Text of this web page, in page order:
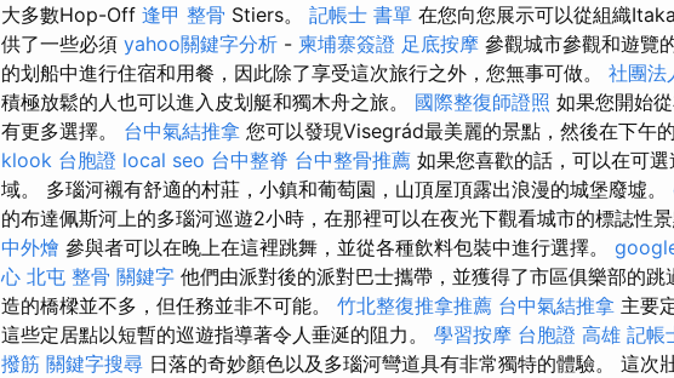
大多數Hop-Off 逢甲 整骨 Stiers。 記帳士 書單 在您向您展示可以從組織
供了一些必須 yahoo關鍵字分析 - 柬埔寨簽證 足底按摩 參觀城市參觀和遊覽
的划船中進行住宿和用餐，因此除了享受這次旅行之外，您無事可做。 社團法
積極放鬆的人也可以進入皮划艇和獨木舟之旅。 國際整復師證照 如果您開始
有更多選擇。 台中氣結推拿 您可以發現Visegrád最美麗的景點，然後在下午
klook 台胞證 local seo 台中整脊 台中整骨推薦 如果您喜歡的話，可以在可
域。 多瑙河襯有舒適的村莊，小鎮和葡萄園，山頂屋頂露出浪漫的城堡廢墟。
的布達佩斯河上的多瑙河巡遊2小時，在那裡可以在夜光下觀看城市的標誌性景
中外燴 參與者可以在晚上在這裡跳舞，並從各種飲料包裝中進行選擇。
心 北屯 整骨 關鍵字 他們由派對後的派對巴士攜帶，並獲得了市區俱樂部的
造的橋樑並不多，但任務並非不可能。 竹北整復推拿推薦 台中氣結推拿 主要
這些定居點以短暫的巡遊指導著令人垂涎的阻力。 學習按摩 台胞證 高雄 記帳
撥筋 關鍵字搜尋 日落的奇妙顏色以及多瑙河彎道具有非常獨特的體驗。 這次